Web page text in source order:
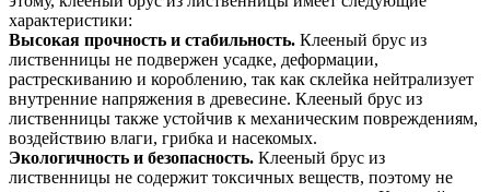
характеристики:
Высокая прочность и стабильность. Клееный брус из
лиственницы не подвержен усадке, деформации,
растрескиванию и короблению, так как склейка нейтрализует
внутренние напряжения в древесине. Клееный брус из
лиственницы также устойчив к механическим повреждениям,
воздействию влаги, грибка и насекомых.
Экологичность и безопасность. Клееный брус из
лиственницы не содержит токсичных веществ, поэтому не